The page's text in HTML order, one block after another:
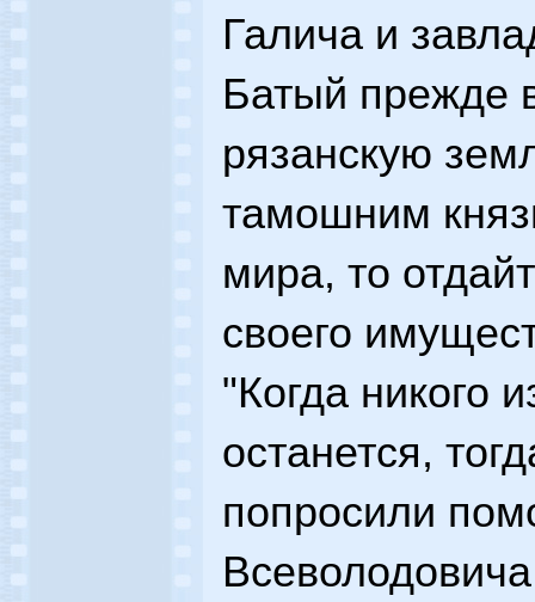
Галича и
Батый прежде
рязанскую
тамошним
мира, то
своего
"Когда никого
останется,
попросили